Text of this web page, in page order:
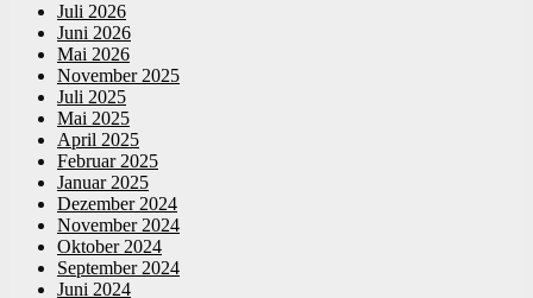
Juli 2026
Juni 2026
Mai 2026
November 2025
Juli 2025
Mai 2025
April 2025
Februar 2025
Januar 2025
Dezember 2024
November 2024
Oktober 2024
September 2024
Juni 2024